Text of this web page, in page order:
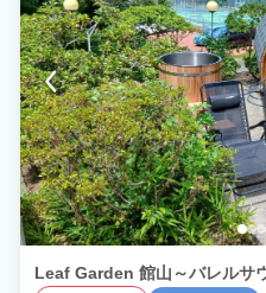
Leaf Garden 館山～バレルサ